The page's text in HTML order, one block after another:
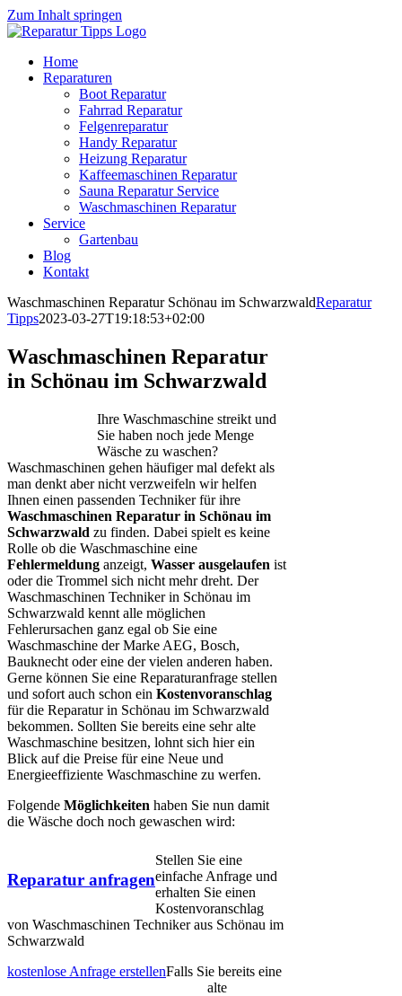
Zum Inhalt springen
Home
Reparaturen
Boot Reparatur
Fahrrad Reparatur
Felgenreparatur
Handy Reparatur
Heizung Reparatur
Kaffeemaschinen Reparatur
Sauna Reparatur Service
Waschmaschinen Reparatur
Service
Gartenbau
Blog
Kontakt
Waschmaschinen Reparatur Schönau im SchwarzwaldReparatur
Tipps2023-03-27T19:18:53+02:00
Waschmaschinen Reparatur
in Schönau im Schwarzwald
Ihre Waschmaschine streikt und
Sie haben noch jede Menge
Wäsche zu waschen?
Waschmaschinen gehen häufiger mal defekt als
man denkt aber nicht verzweifeln wir helfen
Ihnen einen passenden Techniker für ihre
Waschmaschinen Reparatur in Schönau im
Schwarzwald zu finden. Dabei spielt es keine
Rolle ob die Waschmaschine eine
Fehlermeldung anzeigt, Wasser ausgelaufen ist
oder die Trommel sich nicht mehr dreht. Der
Waschmaschinen Techniker in Schönau im
Schwarzwald kennt alle möglichen
Fehlerursachen ganz egal ob Sie eine
Waschmaschine der Marke AEG, Bosch,
Bauknecht oder eine der vielen anderen haben.
Gerne können Sie eine Reparaturanfrage stellen
und sofort auch schon ein Kostenvoranschlag
für die Reparatur in Schönau im Schwarzwald
bekommen. Sollten Sie bereits eine sehr alte
Waschmaschine besitzen, lohnt sich hier ein
Blick auf die Preise für eine Neue und
Energieeffiziente Waschmaschine zu werfen.
Folgende Möglichkeiten haben Sie nun damit
die Wäsche doch noch gewaschen wird:
Reparatur anfragen
Stellen Sie eine
einfache Anfrage und
erhalten Sie einen
Kostenvoranschlag
von Waschmaschinen Techniker aus Schönau im
Schwarzwald
kostenlose Anfrage erstellenFalls Sie bereits eine
alte